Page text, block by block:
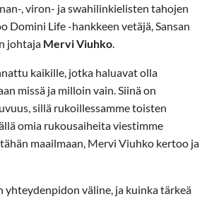
, viron- ja swahilinkielisten tahojen
Domini Life -hankkeen vetäjä, Sansan
johtaja Mervi Viuhko.
kaikille, jotka haluavat olla
missä ja milloin vain. Siinä on
sillä rukoillessamme toisten
omia rukousaiheita viestimme
maailmaan, Mervi Viuhko kertoo ja
yhteydenpidon väline, ja kuinka tärkeä